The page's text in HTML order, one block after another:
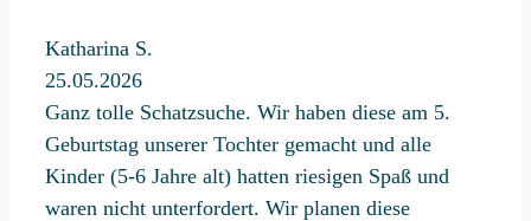
Katharina S.
25.05.2026
Ganz tolle Schatzsuche. Wir haben diese am 5.
Geburtstag unserer Tochter gemacht und alle
Kinder (5-6 Jahre alt) hatten riesigen Spaß und
waren nicht unterfordert. Wir planen diese